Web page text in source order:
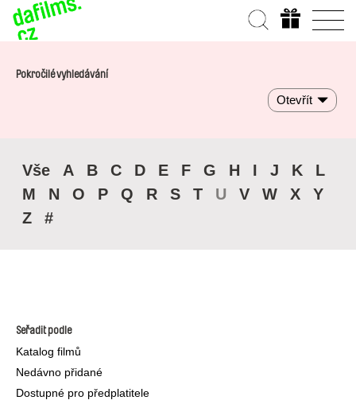
Pokročilé vyhledávání
Otevřít
Vše A B C D E F G H I J K
L
M
N O P Q R S T U V W X
Y
Z
#
Seřadit podle
Katalog filmů
Nedávno přidané
Dostupné pro předplatitele